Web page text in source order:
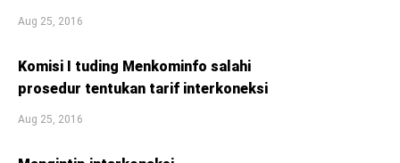
Aug 25, 2016
Komisi I tuding Menkominfo salahi
prosedur tentukan tarif interkoneksi
Aug 25, 2016